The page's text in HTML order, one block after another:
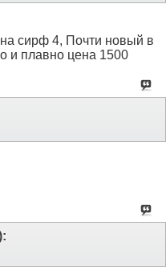
сирф 4, Почти новый в
и плавно цена 1500